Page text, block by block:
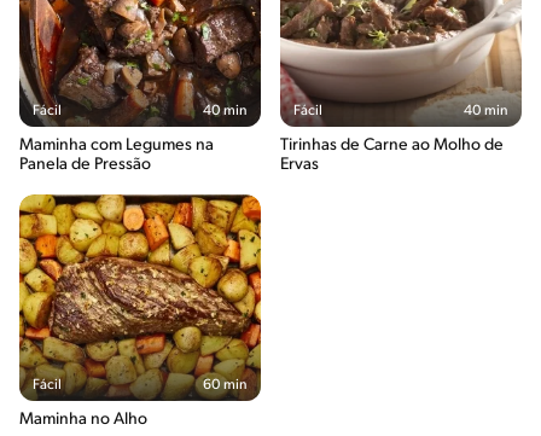
Fácil 40 min
Maminha com Legumes na
Panela de Pressão
Fácil 40 min
Tirinhas de Carne ao Molho de
Ervas
Fácil 60 min
Maminha no Alho